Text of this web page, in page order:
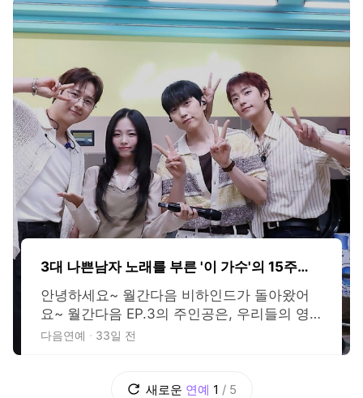
3대 나쁜남자 노래를 부른 '이 가수'의 15주
안녕하세요~ 월간다음 비하인드가 돌아왔어
요~ 월간다음 EP.3의 주인공은, 우리들의 영
원한 초통령 B1A4였습니다. (이게 무슨 일이
의 '영화처럼' 월간다음의 시그니처 코너! 주흰
다음연예 33일 전
새로운 연예 1 / 5